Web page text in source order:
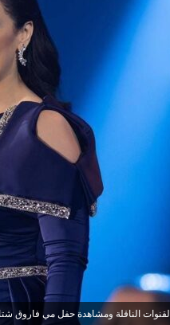
القنوات الناقلة ومشاهدة حفل مي فاروق